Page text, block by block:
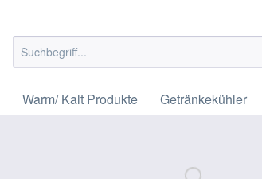
Warm/ Kalt Produkte Getränkekühler